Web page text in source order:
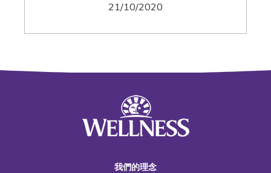
21/10/2020
我們的理念